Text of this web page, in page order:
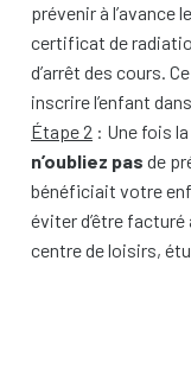
prévenir à l’avance
certificat de
d’arrêt des cours.
inscrire l’enfant
Étape 2 : Une fois
n’oubliez pas de
bénéficiait votre
éviter d’être
centre de loisirs,